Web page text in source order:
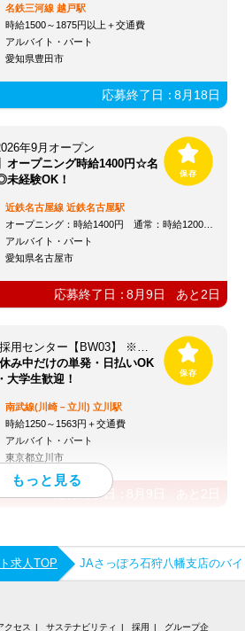
名鉄三河線 越戸駅
時給1500～1875円以上＋交通費
アルバイト・パート
愛知県豊田市
応募終了日：8月18日
年9月オープン
オープニング時給1400円☆名
経験OK！
近鉄名古屋線 近鉄名古屋駅
オープニング：時給1400円 通常：時給1200円～＋交通費全額支給
アルバイト・パート
愛知県名古屋市
応募終了日：8月9日 あと 2日
株式会社ビッグワーク 採用センター【BW03】 ※立川エリア
み中だけの単発・日払いOK
学生歓迎！
南武線(川崎－立川) 立川駅
時給1250～1563円＋交通費
アルバイト・パート
東京都立川市
応募終了日：
求人TOP JAさっぽろ石狩八幡支店のバ
クセス サステナビリティ 採用 グループ企